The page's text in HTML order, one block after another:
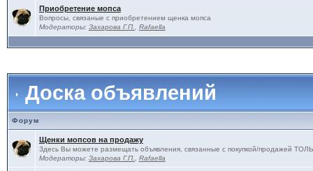
Приобретение мопса
Вопросы, связаные с приобретением щенка мопса
Модераторы: Захарова Г.П. Rafaella
Доска объявлений
Форум
Щенки мопсов на продажу
Здесь Вы можете размещать объявления, связанные с покупкой/продажей
Модераторы: Захарова Г.П. Rafaella